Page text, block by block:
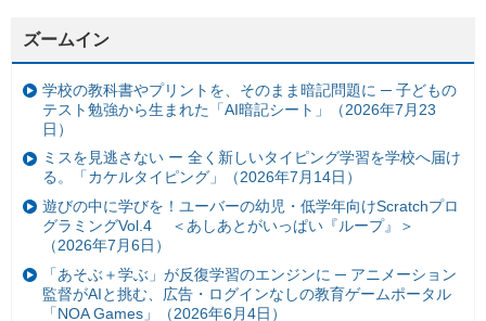
ズームイン
学校の教科書やプリントを、そのまま暗記問題に ─ 子どもの
テスト勉強から生まれた「AI暗記シート」（2026年7月23
日）
ミスを見逃さない ー 全く新しいタイピング学習を学校へ届け
る。「カケルタイピング」（2026年7月14日）
遊びの中に学びを！ユーバーの幼児・低学年向けScratchプロ
グラミングVol.4 ＜あしあとがいっぱい『ループ』＞
（2026年7月6日）
「あそぶ＋学ぶ」が反復学習のエンジンに ─ アニメーション
監督がAIと挑む、広告・ログインなしの教育ゲームポータル
「NOA Games」（2026年6月4日）